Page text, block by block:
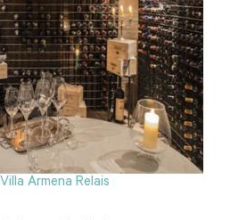
Villa Armena Relais